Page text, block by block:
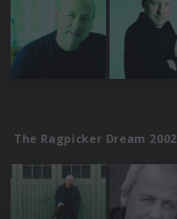
The Ragpicker Dream 2002